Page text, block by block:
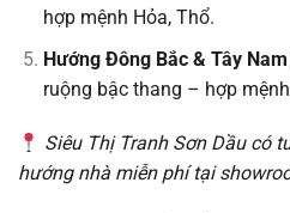
hợp mệnh Hỏa, Thổ.
Hướng Đông Bắc & Tây
ruộng bậc thang – hợp
Siêu Thị Tranh Sơn Dầu có
hướng nhà miễn phí tại